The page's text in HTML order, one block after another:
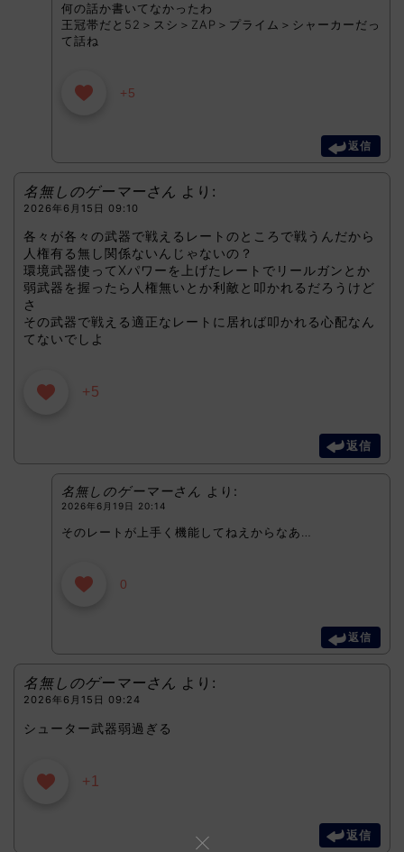
何の話か書いてなかったわ
王冠帯だと52＞スシ＞ZAP＞プライム＞シャーカーだっ
て話ね
+5
返信
名無しのゲーマーさん より:
2026年6月15日 09:10
各々が各々の武器で戦えるレートのところで戦うんだから
人権有る無し関係ないんじゃないの？
環境武器使ってXパワーを上げたレートでリールガンとか
弱武器を握ったら人権無いとか利敵と叩かれるだろうけど
さ
その武器で戦える適正なレートに居れば叩かれる心配なん
てないでしよ
+5
返信
名無しのゲーマーさん より:
2026年6月19日 20:14
そのレートが上手く機能してねえからなあ…
0
返信
名無しのゲーマーさん より:
2026年6月15日 09:24
シューター武器弱過ぎる
+1
返信